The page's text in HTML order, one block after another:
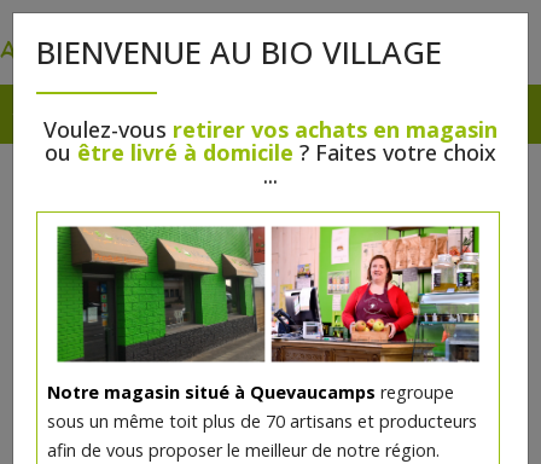
BIENVENUE AU BIO VILLAGE
Voulez-vous retirer vos achats en magasin
ou être livré à domicile ? Faites votre choix
...
Notre magasin situé à Quevaucamps regroupe
sous un même toit plus de 70 artisans et producteurs
afin de vous proposer le meilleur de notre région.